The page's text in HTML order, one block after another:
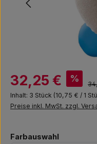
Verkaufspreis:
32,25 € %
Inhalt: 3 Stück (10,75 € / 1
Preise inkl. MwSt. zzgl.
Farbauswahl